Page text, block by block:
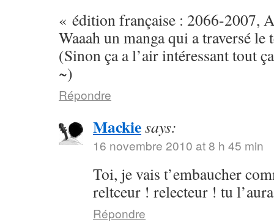
« édition française : 2066-2007,
Waaah un manga qui a traversé le
(Sinon ça a l’air intéressant tout
~)
Répondre
Mackiesays:
16 novembre 2010 at 8 h 45 min
Toi, je vais t’embaucher
reltceur ! relecteur ! tu
Répondre